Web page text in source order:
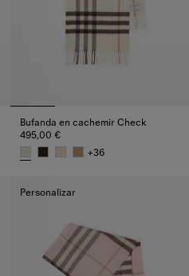
Bufanda en cachemir Check
495,00 €
+36
Personalizar